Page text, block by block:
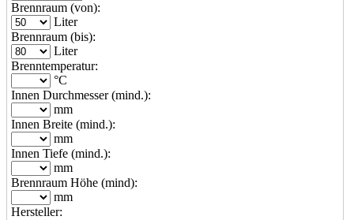
Brennraum (von):
Liter
Brennraum (bis):
Liter
Brenntemperatur:
°C
Innen Durchmesser (mind.):
mm
Innen Breite (mind.):
mm
Innen Tiefe (mind.):
mm
Brennraum Höhe (mind):
mm
Hersteller: